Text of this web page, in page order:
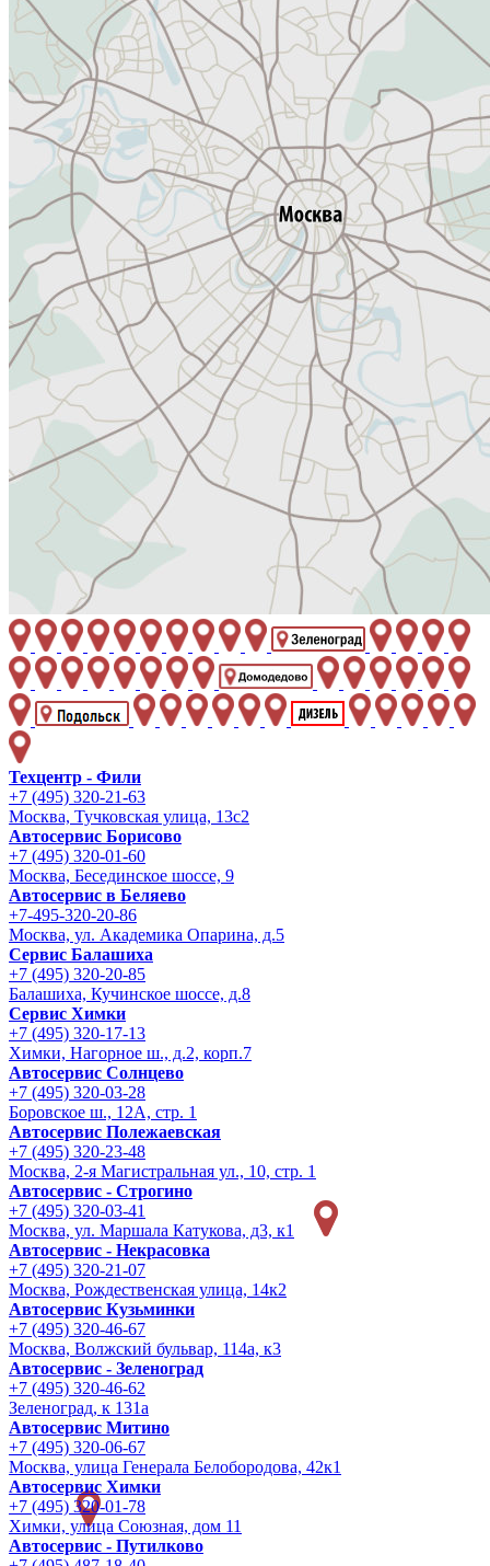
Техцентр - Фили
+7 (495) 320-21-63
Москва, Тучковская улица, 13с2
Автосервис Борисово
+7 (495) 320-01-60
Москва, Бесединское шоссе, 9
Автосервис в Беляево
+7-495-320-20-86
Москва, ул. Академика Опарина, д.5
Сервис Балашиха
+7 (495) 320-20-85
Балашиха, Кучинское шоссе, д.8
Сервис Химки
+7 (495) 320-17-13
Химки, Нагорное ш., д.2, корп.7
Автосервис Солнцево
+7 (495) 320-03-28
Боровское ш., 12А, стр. 1
Автосервис Полежаевская
+7 (495) 320-23-48
Москва, 2-я Магистральная ул., 10, стр. 1
Автосервис - Строгино
+7 (495) 320-03-41
Москва, ул. Маршала Катукова, д3, к1
Автосервис - Некрасовка
+7 (495) 320-21-07
Москва, Рождественская улица, 14к2
Автосервис Кузьминки
+7 (495) 320-46-67
Москва, Волжский бульвар, 114а, к3
Автосервис - Зеленоград
+7 (495) 320-46-62
Зеленоград, к 131а
Автосервис Митино
+7 (495) 320-06-67
Москва, улица Генерала Белобородова, 42к1
Автосервис Химки
+7 (495) 320-01-78
Химки, улица Союзная, дом 11
Автосервис - Путилково